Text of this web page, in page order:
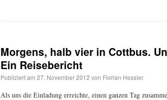
Morgens, halb vier in Cottbus.
Ein Reisebericht
Publiziert am 27. November 2012 von Florian Hessler
Als uns die Einladung erreichte, einen ganzen Tag